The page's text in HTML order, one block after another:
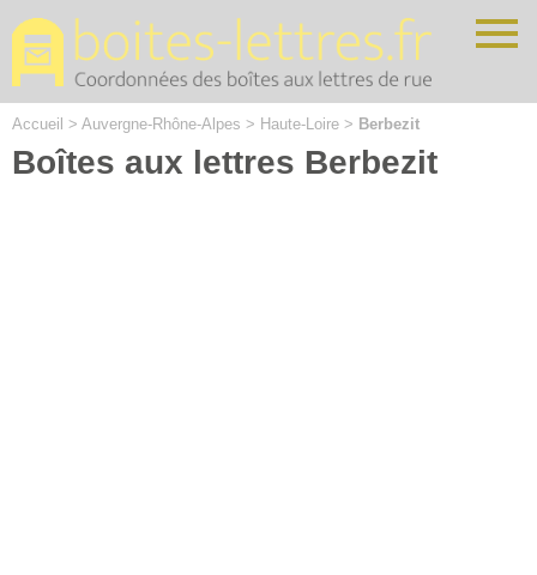
Accueil > Auvergne-Rhône-Alpes > Haute-Loire > Berbezit
Boîtes aux lettres Berbezit